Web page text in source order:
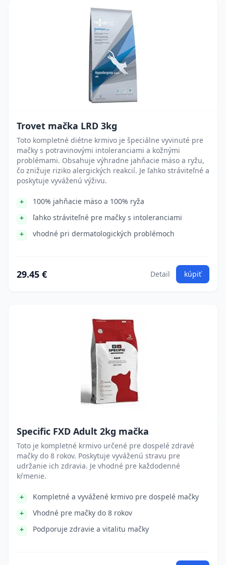
Trovet mačka LRD 3kg
Toto kompletné diétne krmivo je špeciálne vyvinuté pre
mačky s potravinovými intoleranciami a kožnými
problémami. Obsahuje výhradne jahňacie mäso a ryžu,
čo znižuje riziko alergických reakcií. Je ľahko stráviteľné a
poskytuje vyváženú výživu.
100% jahňacie mäso a 100% ryža
ľahko stráviteľné pre mačky s intoleranciami
vhodné pri dermatologických problémoch
29.45 € Detail kúpiť
Specific FXD Adult 2kg mačka
Toto je kompletné krmivo určené pre dospelé zdravé
mačky do 8 rokov. Poskytuje vyváženú stravu pre
udržanie ich zdravia. Je vhodné pre každodenné
kŕmenie.
Kompletné a vyvážené krmivo pre dospelé mačky
Vhodné pre mačky do 8 rokov
Podporuje zdravie a vitalitu mačky